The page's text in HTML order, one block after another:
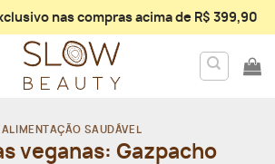
nas compras acima de R$ 399,90
ALIMENTAÇÃO SAUDÁVEL
veganas: Gazpacho